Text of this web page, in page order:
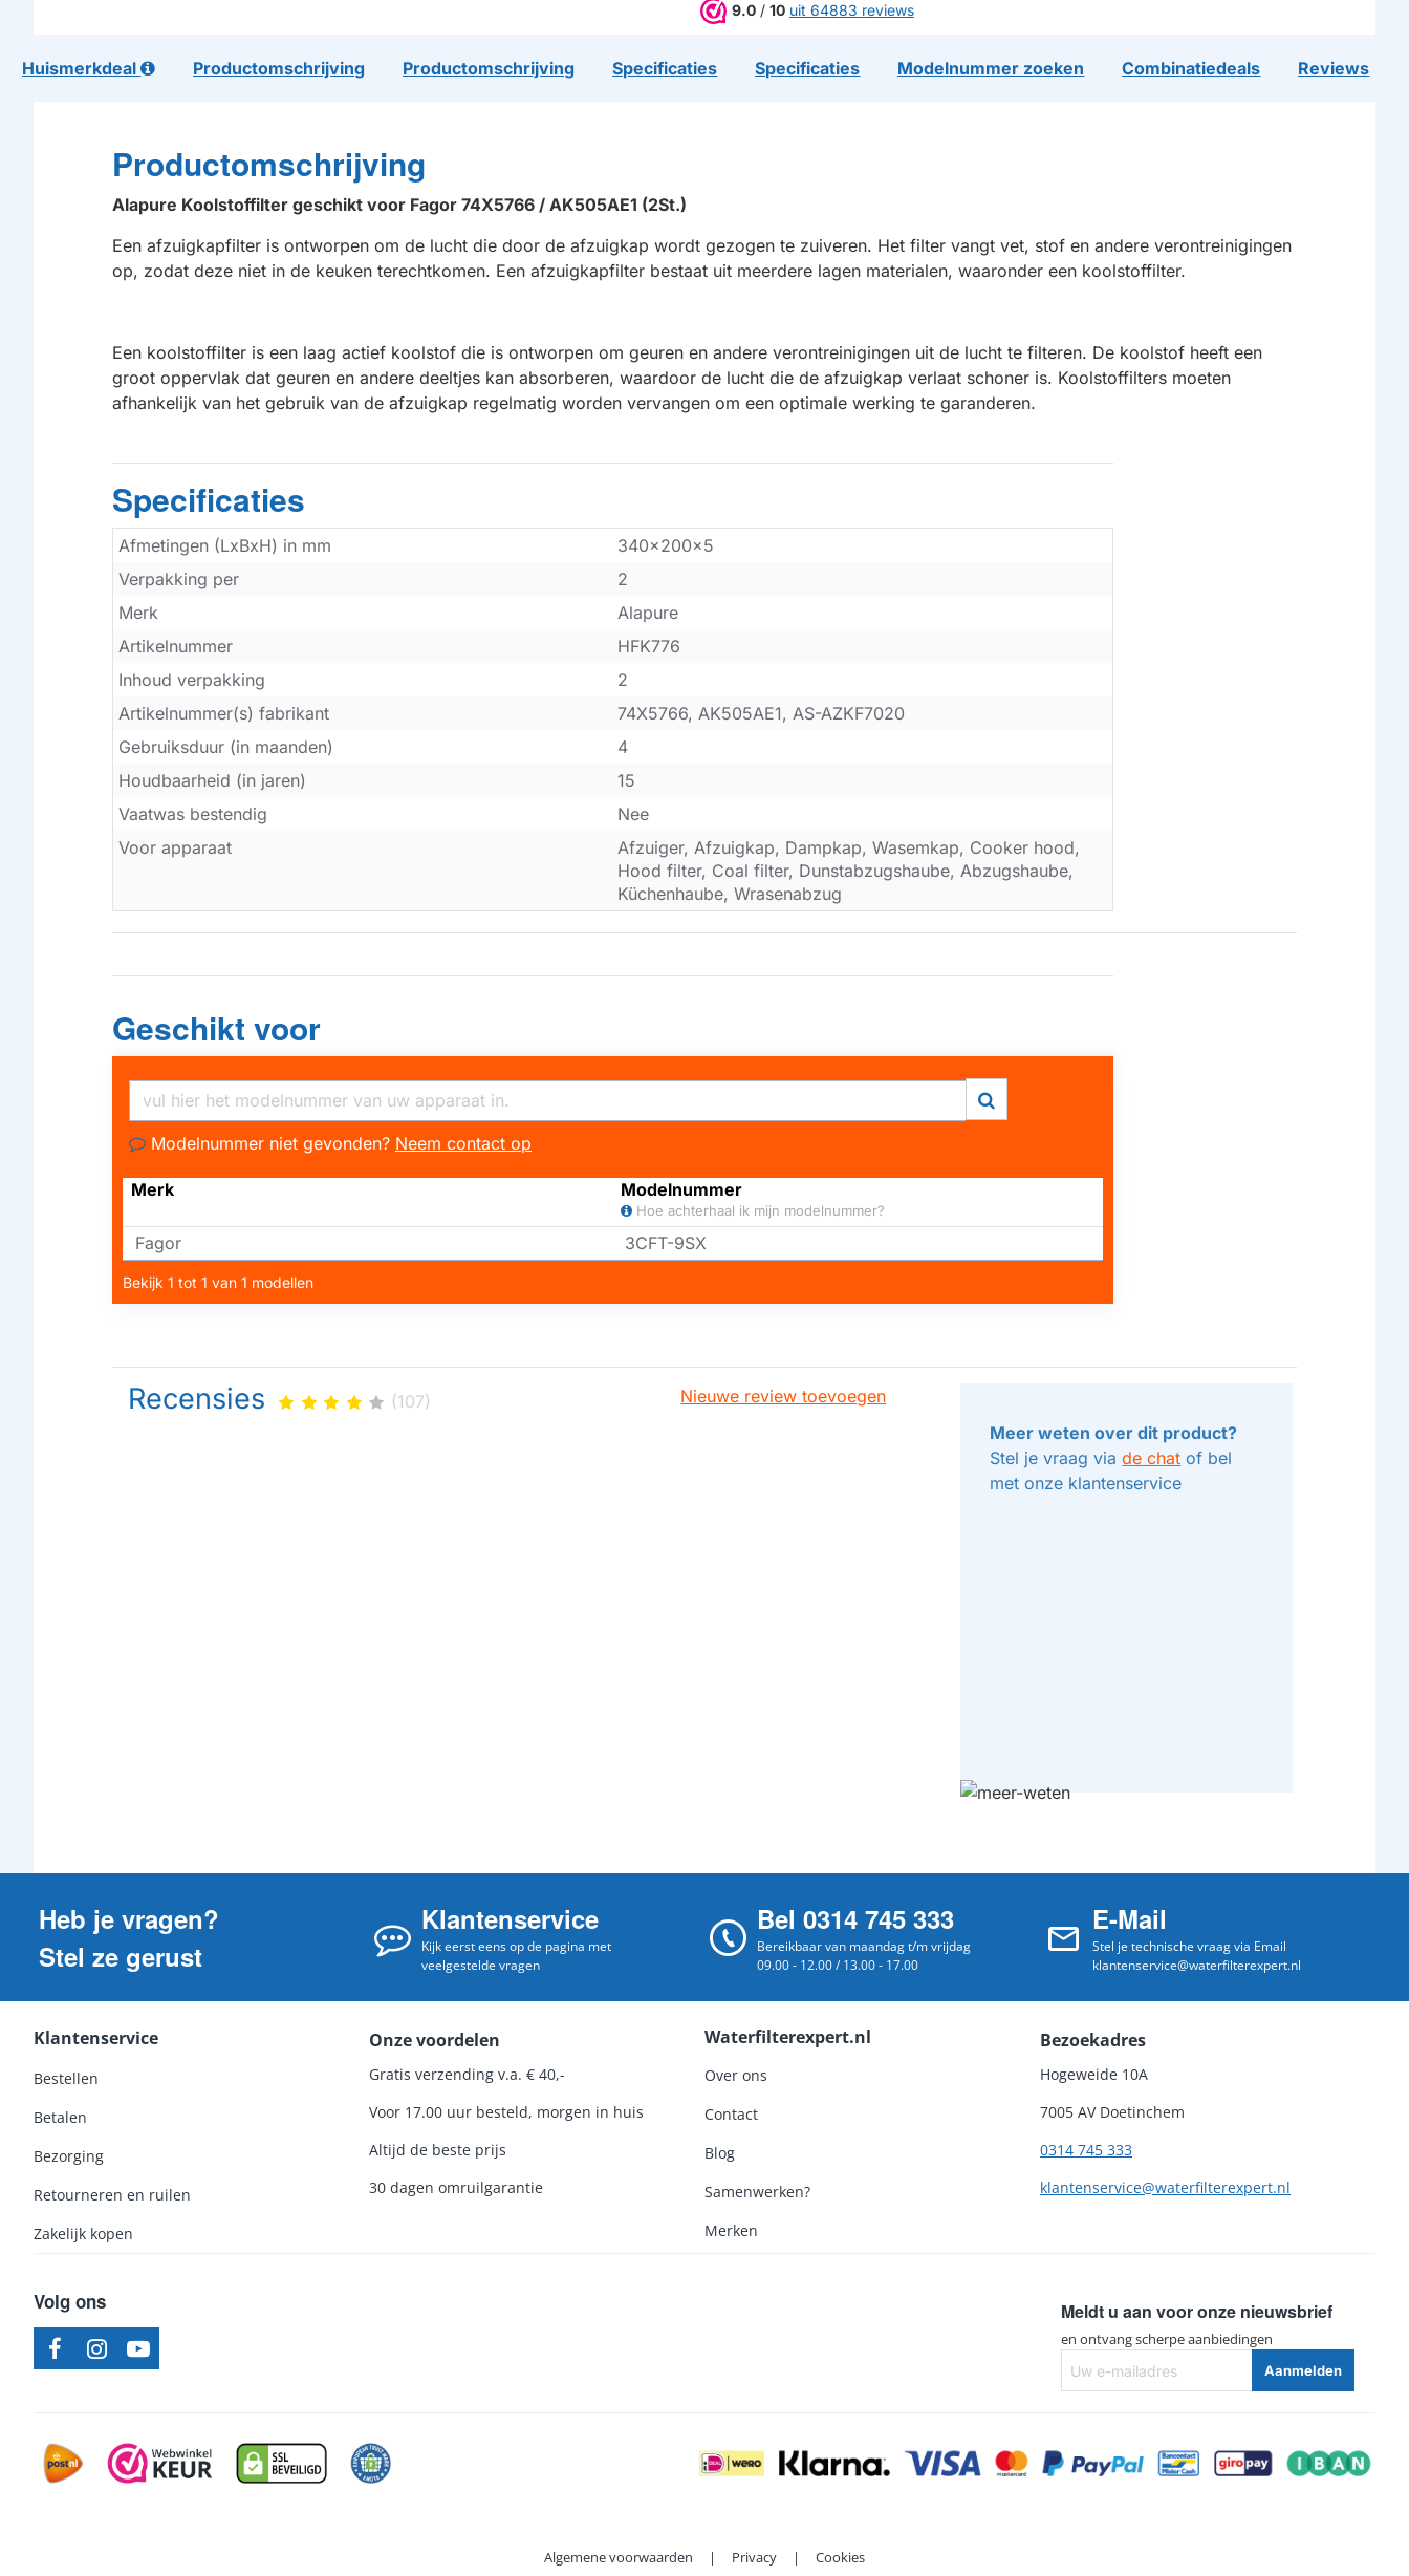
9.0 / 10 uit 64883 reviews
Huismerkdeal Productomschrijving Productomschrijving Specificaties Specificaties Modelnummer zoeken Combinatiedeals Reviews
Productomschrijving
Alapure Koolstoffilter geschikt voor Fagor 74X5766 / AK505AE1 (2St.)
Een afzuigkapfilter is ontworpen om de lucht die door de afzuigkap wordt gezogen te zuiveren. Het filter vangt vet, stof en andere verontreinigingen
op, zodat deze niet in de keuken terechtkomen. Een afzuigkapfilter bestaat uit meerdere lagen materialen, waaronder een koolstoffilter.
Een koolstoffilter is een laag actief koolstof die is ontworpen om geuren en andere verontreinigingen uit de lucht te filteren. De koolstof heeft een
groot oppervlak dat geuren en andere deeltjes kan absorberen, waardoor de lucht die de afzuigkap verlaat schoner is. Koolstoffilters moeten
afhankelijk van het gebruik van de afzuigkap regelmatig worden vervangen om een optimale werking te garanderen.
Specificaties
Afmetingen (LxBxH) in mm
340x200x5
Verpakking per
2
Merk
Alapure
Artikelnummer
HFK776
Inhoud verpakking
2
Artikelnummer(s) fabrikant
74X5766, AK505AE1, AS-AZKF7020
Gebruiksduur (in maanden)
4
Houdbaarheid (in jaren)
15
Vaatwas bestendig
Nee
Voor apparaat
Afzuiger, Afzuigkap, Dampkap, Wasemkap, Cooker hood,
Hood filter, Coal filter, Dunstabzugshaube, Abzugshaube,
Küchenhaube, Wrasenabzug
Geschikt voor
Modelnummer niet gevonden? Neem contact op
Merk Modelnummer
Hoe achterhaal ik mijn modelnummer?
Fagor 3CFT-9SX
Bekijk 1 tot 1 van 1 modellen
Recensies (107)
Nieuwe review toevoegen
Meer weten over dit product?
Stel je vraag viade chat of bel
met onze klantenservice
Heb je vragen?
Stel ze gerust
Klantenservice
Kijk eerst eens op de pagina met
veelgestelde vragen
Bel 0314 745 333
Bereikbaar van maandag t/m vrijdag
09.00 - 12.00 / 13.00 - 17.00
E-Mail
Stel je technische vraag via Email
klantenservice@waterfilterexpert.nl
Klantenservice
Bestellen
Betalen
Bezorging
Retourneren en ruilen
Zakelijk kopen
Onze voordelen
Gratis verzending v.a. € 40,-
Voor 17.00 uur besteld, morgen in huis
Altijd de beste prijs
30 dagen omruilgarantie
Waterfilterexpert.nl
Over ons
Contact
Blog
Samenwerken?
Merken
Bezoekadres
Hogeweide 10A
7005 AV Doetinchem
0314 745 333
klantenservice@waterfilterexpert.nl
Volg ons Meldt u aan voor onze nieuwsbrief
en ontvang scherpe aanbiedingen
e-
Aanmelden
Algemene voorwaarden | Privacy | Cookies